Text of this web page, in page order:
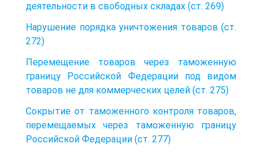
деятельности в свободных складах (ст. 269)
Нарушение порядка уничтожения товаров (ст.
272)
Перемещение товаров через таможенную
границу Российской Федерации под видом
товаров не для коммерческих целей (ст. 275)
Сокрытие от таможенного контроля товаров,
перемещаемых через таможенную границу
Российской Федерации (ст. 277)